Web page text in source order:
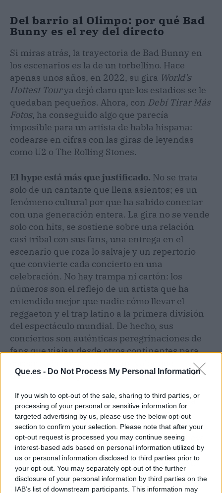
Que.es - Do Not Process My Personal Information
If you wish to opt-out of the sale, sharing to third parties, or
processing of your personal or sensitive information for
targeted advertising by us, please use the below opt-out
section to confirm your selection. Please note that after your
opt-out request is processed you may continue seeing
interest-based ads based on personal information utilized by
us or personal information disclosed to third parties prior to
your opt-out. You may separately opt-out of the further
disclosure of your personal information by third parties on the
IAB’s list of downstream participants. This information may
Del barrio al Olimpo: por qué Bad
Bunny es el rey del directo
Si miras atrás, la trayectoria de Bad Bunny en
los escenarios es la de un torbellino. Hace
apenas unos años, en 2022, su gira World’s
Hottest Tourya dejó claro que los estadios se le
quedaban pequeños. Ahora, con Debí Tirar Más
Fotos, ha conseguido algo que parecía
imposible para un artista de habla hispana:
codearse en cifras con las giras de leyendas
como U2 o The Rolling Stones.
El hype está más que justificado. No se trata
solo de un cantante que llena asientos; es un
fenómeno cultural por que ha sabido conectar
con una generación entera. La gira no se vende
solo con hits, se sostiene sobre una relación
casi tribal con sus fans, una entrega en el
escenario que roza lo salvaje y un repertorio
que convierte cada concierto en una
celebración. No hay trampa ni cartón: los
números son el reflejo de un artista que ha
entendido mejor que nadie cómo llevar el
reggaeton y el trap latino a la primera división
del espectáculo mundial. De hecho, sus
conciertos son auténticas peregrinaciones de
fans que viajan desde otros continentes para
trasciende cualquier cifra.
El próximo hito está a la vuelta de la esquina.
Quedan 15 conciertos por contabilizar, y
Billboard estima que la gira podría cerrar cerca
de los 450 millones de dólares. El último show
está previsto para el 22 de julio en Bruselas.
Hasta entonces, cualquier cosa puede pasar.
Medidor de hype